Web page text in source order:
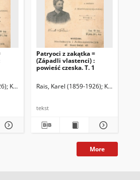
Kietlińska-Rudzka, Julia (1877-1927). Tł.
Patryoci z zakątka =
(Západli vlastenci) :
powieść czeska. T. 1
Rais, Karel (1859-1926) Kietlińska-
tekst
More